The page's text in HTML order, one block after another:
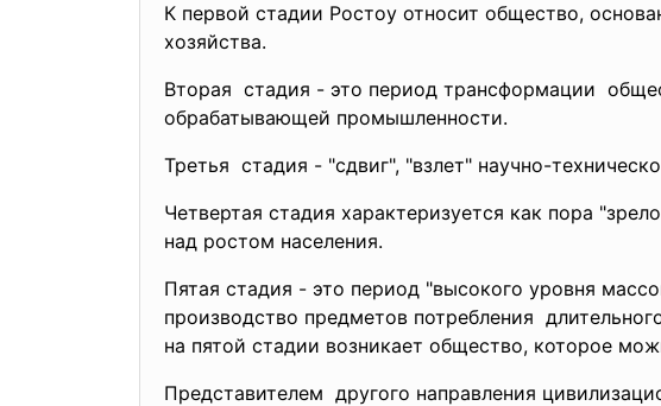
К первой стадии Ростоу относит общество,
хозяйства.
Вторая стадия - это период трансформации
обрабатывающей промышленности.
Третья стадия - "сдвиг", "взлет" научно-
Четвертая стадия характеризуется как пора
над ростом населения.
Пятая стадия - это период "высокого уровня
производство предметов потребления
на пятой стадии возникает общество, которое
Представителем другого направления